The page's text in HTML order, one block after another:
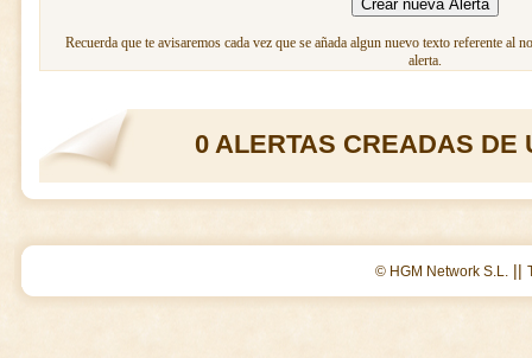
Recuerda que te avisaremos cada vez que se añada algun nuevo texto referente al
alerta.
0 ALERTAS CREADAS DE
© HGM Network S.L. ||